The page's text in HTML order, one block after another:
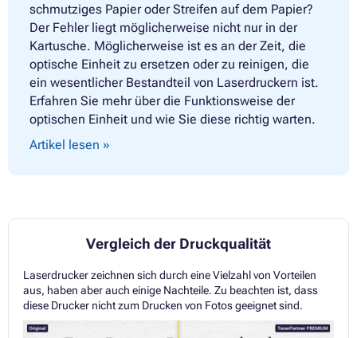
schmutziges Papier oder Streifen auf dem Papier?
Der Fehler liegt möglicherweise nicht nur in der
Kartusche. Möglicherweise ist es an der Zeit, die
optische Einheit zu ersetzen oder zu reinigen, die
ein wesentlicher Bestandteil von Laserdruckern ist.
Erfahren Sie mehr über die Funktionsweise der
optischen Einheit und wie Sie diese richtig warten.
Artikel lesen »
Vergleich der Druckqualität
Laserdrucker zeichnen sich durch eine Vielzahl von Vorteilen
aus, haben aber auch einige Nachteile. Zu beachten ist, dass
diese Drucker nicht zum Drucken von Fotos geeignet sind.